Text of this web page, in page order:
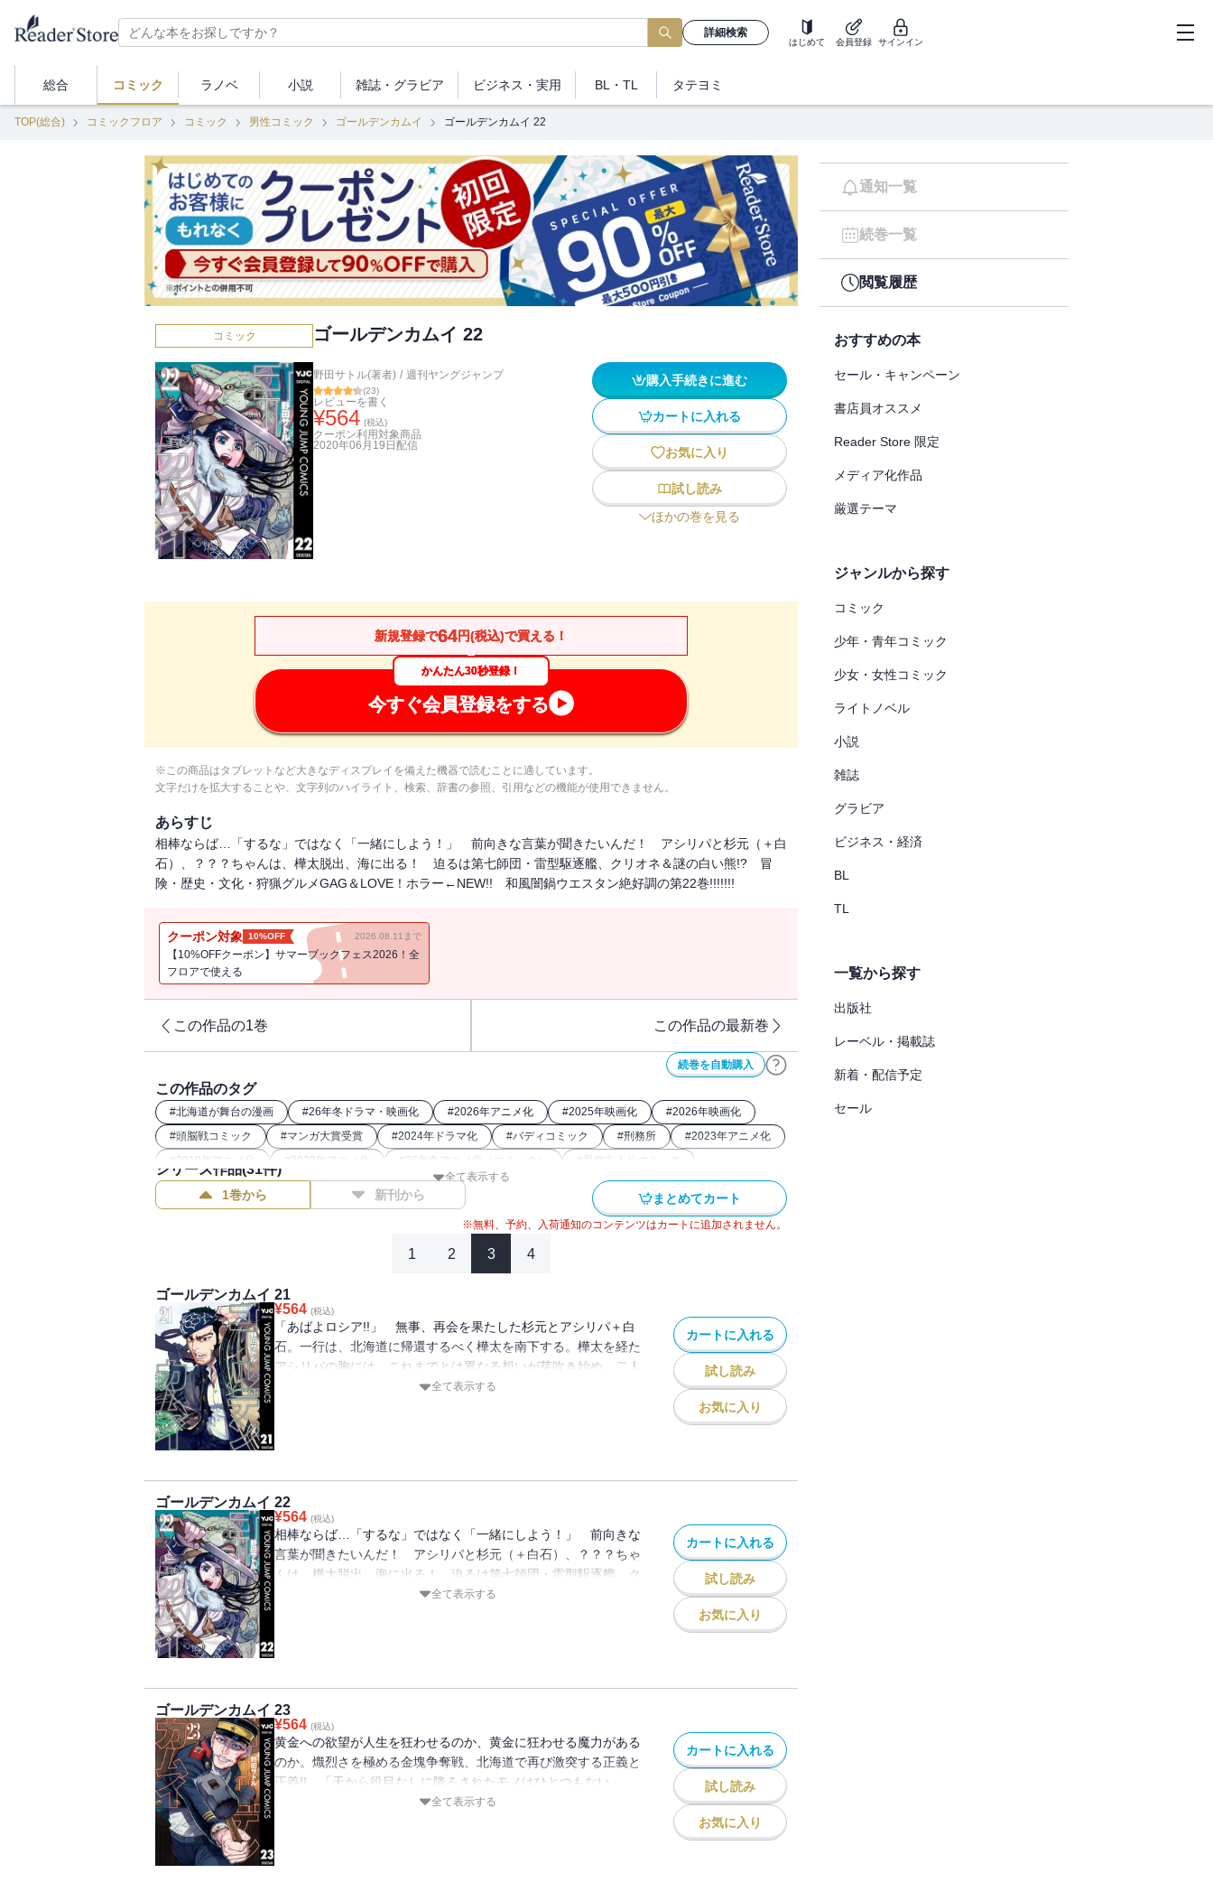
詳細検索
はじめて 会員登録 サインイン
総合 コミック ラノベ 小説 雑誌・ グラビア ビジネス ・実用 BL・TL タテヨミ
TOP(総合) コミックフロア コミック 男性コミック ゴールデンカムイ ゴールデンカムイ 22
コミック ゴールデンカムイ 22
野田サトル(著者) / 週刊ヤングジャンプ
(23)
レビューを書く
¥564 (税込)
クーポン利用対象商品
2020年06月19日 配信
購入手続きに進む
カートに入れる
お気に入り
試し読み
ほかの巻を見る
新規登録で64円(税込)で買える！
かんたん30秒登録！
今すぐ会員登録をする
※この商品はタブレットなど大きなディスプレイを備えた機器で読むことに適しています。
文字だけを拡大することや、文字列のハイライト、検索、辞書の参照、引用などの機能が使用できません。
あらすじ
相棒ならば…「するな」ではなく「一緒にしよう！」 前向きな言葉が聞きたいんだ！ アシリパと杉元（＋白
石）、？？？ちゃんは、樺太脱出、海に出る！ 迫るは第七師団・雷型駆逐艦、クリオネ＆謎の白い熊!? 冒
険・歴史・文化・狩猟グルメGAG＆LOVE！ホラー←NEW!! 和風闇鍋ウエスタン絶好調の第22巻!!!!!!!
クーポン対象 10%OFF 2026.08.11まで
【10%OFFクーポン】サマーブックフェス2026！全
フロアで使える
この作品の1巻 この作品の最新巻
続巻を自動購入
この作品のタグ
#北海道が舞台の漫画 #26年冬ドラマ・映画化 #2026年アニメ化 #2025年映画化 #2026年映画化
#頭脳戦コミック #マンガ大賞受賞 #2024年ドラマ化 #バディコミック #刑務所 #2023年アニメ化
#2018年アニメ化 #2022年アニメ化 #26年冬アニメ化（コミック） # 最強主人公コミック
#2020年アニメ化 #2024年映画化
全て表示する
シリーズ作品(31件)
1巻から 新刊から まとめてカート
※無料、予約、入荷通知のコンテンツはカートに追加されません。
1 2 3 4
ゴールデンカムイ 21
¥564 (税込)
「あばよロシア!!」 無事、再会を果たした杉元とアシリパ＋白
石。一行は、北海道に帰還するべく樺太を南下する。樺太を経た
アシリパの胸には、これまでとは異なる想いが芽吹き始め、二人
は、逢えなかった期間「相棒」同士の僅かな相違を感じる。そし
全て表示する
カートに入れる
試し読み
お気に入り
ゴールデンカムイ 22
¥564 (税込)
相棒ならば…「するな」ではなく「一緒にしよう！」 前向きな
言葉が聞きたいんだ！ アシリパと杉元（＋白石）、？？？ちゃ
んは、樺太脱出、海に出る！ 迫るは第七師団・雷型駆逐艦、ク
リオネ＆謎の白い熊!? 冒険・歴史・文化・狩猟グルメGAG＆
全て表示する
カートに入れる
試し読み
お気に入り
ゴールデンカムイ 23
¥564 (税込)
黄金への欲望が人生を狂わせるのか、黄金に狂わせる魔力がある
のか。熾烈さを極める金塊争奪戦、北海道で再び激突する正義と
正義!! 「天から役目なしに降ろされたモノはひとつもない」
谷垣・インカラマッ、鯉登・月島、そして、家永。役目が問われ
全て表示する
カートに入れる
試し読み
お気に入り
通知一覧
続巻一覧
閲覧履歴
おすすめの本
セール・キャンペーン
書店員オススメ
Reader Store 限定
メディア化作品
厳選テーマ
ジャンルから探す
コミック
少年・青年コミック
少女・女性コミック
ライトノベル
小説
雑誌
グラビア
ビジネス・経済
BL
TL
一覧から探す
出版社
レーベル・掲載誌
新着・配信予定
セール